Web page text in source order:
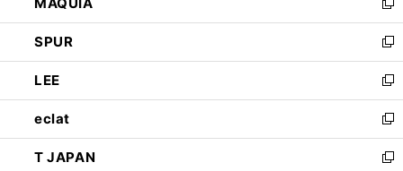
ド
ウ
で
開
く
ィ
ン
ド
ウ
で
開
く
い
ウ
ィ
ン
ド
ウ
で
開
く
新
し
い
ウ
ィ
ン
ド
ウ
で
SPUR
新
し
い
ウ
ィ
ン
ド
LEE
新
し
い
ウ
ィ
eclat
新
し
い
T JAPAN
新